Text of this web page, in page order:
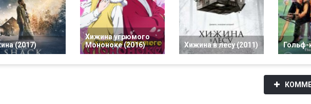
(2017)
Хижина угрюмого
Мононоке (2016)
Хижина в лесу (2011) Гольф-